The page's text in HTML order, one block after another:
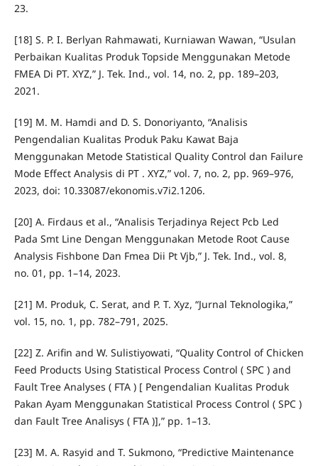
23.
[18] S. P. I. Berlyan Rahmawati, Kurniawan Wawan, “Usulan
Perbaikan Kualitas Produk Topside Menggunakan Metode
FMEA Di PT. XYZ,” J. Tek. Ind., vol. 14, no. 2, pp. 189–203,
2021.
[19] M. M. Hamdi and D. S. Donoriyanto, “Analisis
Pengendalian Kualitas Produk Paku Kawat Baja
Menggunakan Metode Statistical Quality Control dan Failure
Mode Effect Analysis di PT . XYZ,” vol. 7, no. 2, pp. 969–976,
2023, doi: 10.33087/ekonomis.v7i2.1206.
[20] A. Firdaus et al., “Analisis Terjadinya Reject Pcb Led
Pada Smt Line Dengan Menggunakan Metode Root Cause
Analysis Fishbone Dan Fmea Dii Pt Vjb,” J. Tek. Ind., vol. 8,
no. 01, pp. 1–14, 2023.
[21] M. Produk, C. Serat, and P. T. Xyz, “Jurnal Teknologika,”
vol. 15, no. 1, pp. 782–791, 2025.
[22] Z. Arifin and W. Sulistiyowati, “Quality Control of Chicken
Feed Products Using Statistical Process Control ( SPC ) and
Fault Tree Analyses ( FTA ) [ Pengendalian Kualitas Produk
Pakan Ayam Menggunakan Statistical Process Control ( SPC )
dan Fault Tree Analisys ( FTA )],” pp. 1–13.
[23] M. A. Rasyid and T. Sukmono, “Predictive Maintenance